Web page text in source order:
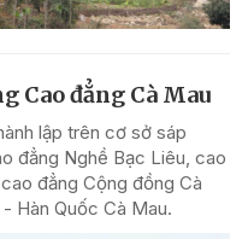
Cao đẳng Cà Mau
lập trên cơ sở sáp
đẳng Nghề Bạc Liêu, cao
đẳng Cộng đồng Cà
Hàn Quốc Cà Mau.